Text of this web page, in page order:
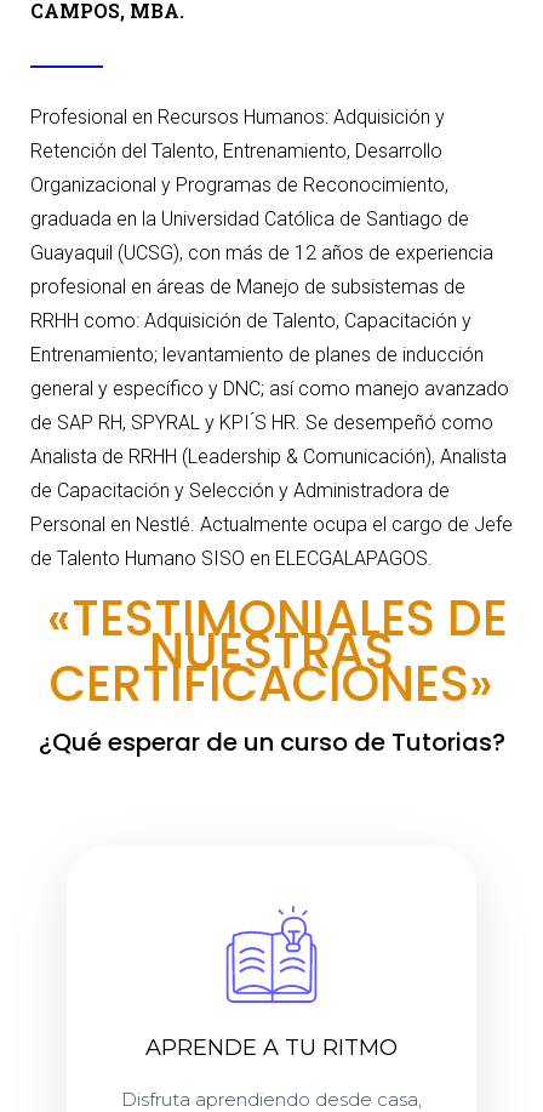
CAMPOS, MBA.
Profesional en Recursos Humanos: Adquisición y
Retención del Talento, Entrenamiento, Desarrollo
Organizacional y Programas de Reconocimiento,
graduada en la Universidad Católica de Santiago de
Guayaquil (UCSG), con más de 12 años de experiencia
profesional en áreas de Manejo de subsistemas de
RRHH como: Adquisición de Talento, Capacitación y
Entrenamiento; levantamiento de planes de inducción
general y específico y DNC; así como manejo avanzado
de SAP RH, SPYRAL y KPI ́S HR. Se desempeñó como
Analista de RRHH (Leadership & Comunicación), Analista
de Capacitación y Selección y Administradora de
Personal en Nestlé. Actualmente ocupa el cargo de Jefe
de Talento Humano SISO en ELECGALAPAGOS.
«TESTIMONIALES DE
NUESTRAS
CERTIFICACIONES»
¿Qué esperar de un curso de Tutorias?
APRENDE A TU RITMO
Disfruta aprendiendo desde casa,